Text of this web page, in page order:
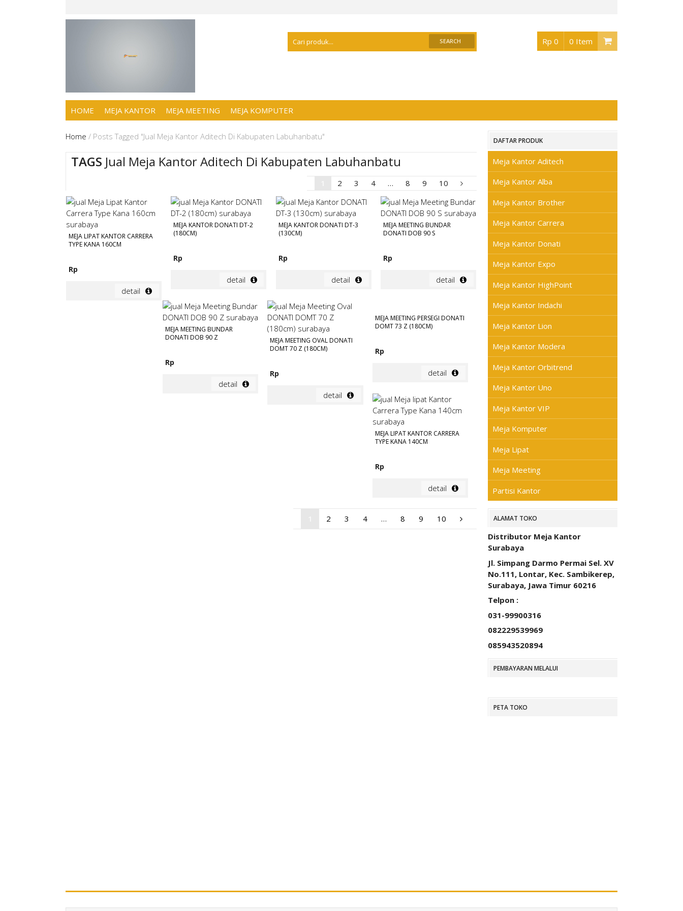
Rp 0 0 Item
HOME MEJA KANTOR MEJA MEETING MEJA KOMPUTER
Home / Posts Tagged "Jual Meja Kantor Aditech Di Kabupaten Labuhanbatu"
TAGS Jual Meja Kantor Aditech Di Kabupaten Labuhanbatu
2 3 4 … 8 9 10
MEJA LIPAT KANTOR CARRERA
TYPE KANA 160CM
Rp
detail
MEJA KANTOR DONATI DT-2
(180CM)
Rp
detail
MEJA KANTOR DONATI DT-3
(130CM)
Rp
detail
MEJA MEETING BUNDAR
DONATI DOB 90 S
Rp
detail
MEJA MEETING BUNDAR
DONATI DOB 90 Z
Rp
detail
MEJA MEETING OVAL DONATI
DOMT 70 Z (180CM)
Rp
detail
MEJA MEETING PERSEGI DONATI
DOMT 73 Z (180CM)
Rp
detail
MEJA LIPAT KANTOR CARRERA
TYPE KANA 140CM
Rp
detail
2 3 4 … 8 9 10
DAFTAR PRODUK
Meja Kantor Aditech
Meja Kantor Alba
Meja Kantor Brother
Meja Kantor Carrera
Meja Kantor Donati
Meja Kantor Expo
Meja Kantor HighPoint
Meja Kantor Indachi
Meja Kantor Lion
Meja Kantor Modera
Meja Kantor Orbitrend
Meja Kantor Uno
Meja Kantor VIP
Meja Komputer
Meja Lipat
Meja Meeting
Partisi Kantor
ALAMAT TOKO
Distributor Meja Kantor
Surabaya
Jl. Simpang Darmo Permai Sel. XV
No.111, Lontar, Kec. Sambikerep,
Surabaya, Jawa Timur 60216
Telpon :
031-99900316
082229539969
085943520894
PEMBAYARAN MELALUI
PETA TOKO